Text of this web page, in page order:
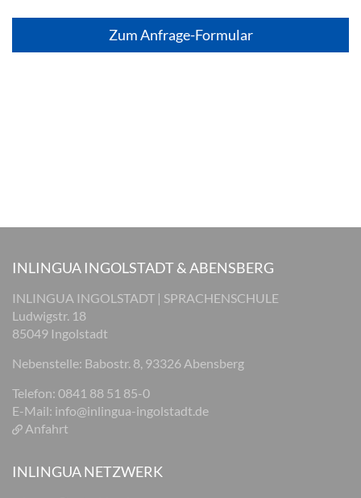
Zum Anfrage-Formular
INLINGUA INGOLSTADT & ABENSBERG
INLINGUA INGOLSTADT | SPRACHENSCHULE
Ludwigstr. 18
85049 Ingolstadt
Nebenstelle: Babostr. 8, 93326 Abensberg
Telefon: 0841 88 51 85-0
E-Mail: info@inlingua-ingolstadt.de
Anfahrt
INLINGUA NETZWERK